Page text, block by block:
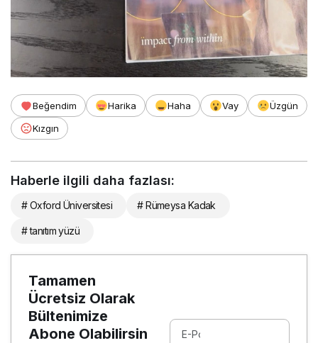
Beğendim Harika Haha Vay
Üzgün
Kızgın
Haberle ilgili daha fazlası:
# Oxford Üniversitesi # Rümeysa Kadak
# tanıtım yüzü
Tamamen
Ücretsiz Olarak
Bültenimize
Abone Olabilirsin